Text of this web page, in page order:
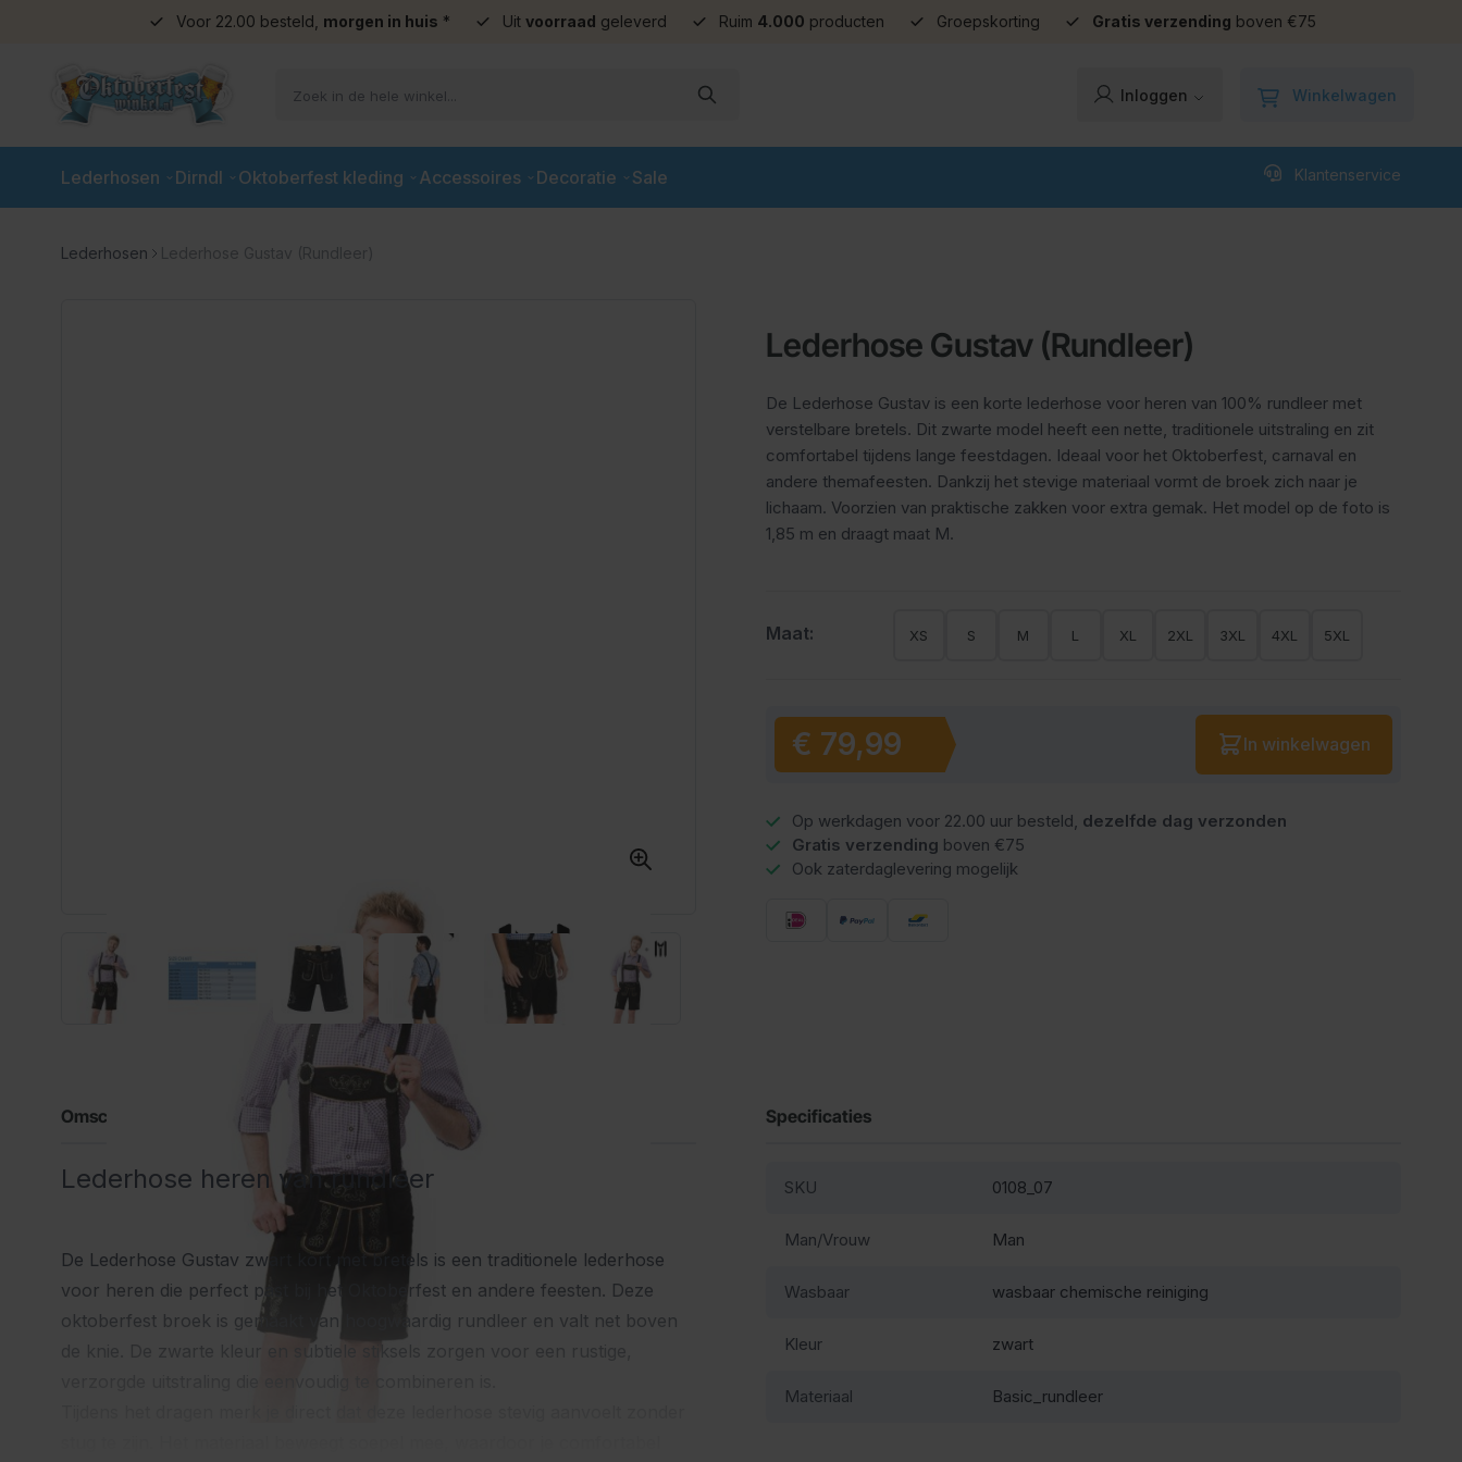
Voor 22.00 besteld, morgen in huis * Uit voorraad geleverd Ruim 4.000 producten Groepskorting Gratis verzending boven €75
Inloggen Winkelwagen
Lederhosen Dirndl Oktoberfest kleding Accessoires Decoratie Sale Klantenservice
Lederhosen Lederhose Gustav (Rundleer)
Lederhose Gustav (Rundleer)
De Lederhose Gustav is een korte lederhose voor heren van 100% rundleer met
verstelbare bretels. Dit zwarte model heeft een nette, traditionele uitstraling en zit
comfortabel tijdens lange feestdagen. Ideaal voor het Oktoberfest, carnaval en
andere themafeesten. Dankzij het stevige materiaal vormt de broek zich naar je
lichaam. Voorzien van praktische zakken voor extra gemak. Het model op de foto is
1,85 m en draagt maat M.
Maat: XS S M L XL 2XL 3XL 4XL 5XL
Vanaf:
€ 79,99
Aantal
In winkelwagen
Op werkdagen voor 22.00 uur besteld, dezelfde dag verzonden
Gratis verzending boven €75
Ook zaterdaglevering mogelijk
Omschrijving
Lederhose heren van rundleer
De Lederhose Gustav zwart kort met bretels is een traditionele lederhose
voor heren die perfect past bij het Oktoberfest en andere feesten. Deze
oktoberfest broek is gemaakt van hoogwaardig rundleer en valt net boven
Specificaties
SKU 0108_07
Man/Vrouw Man
Wasbaar wasbaar chemische reiniging
Kleur zwart
Materiaal Basic_rundleer